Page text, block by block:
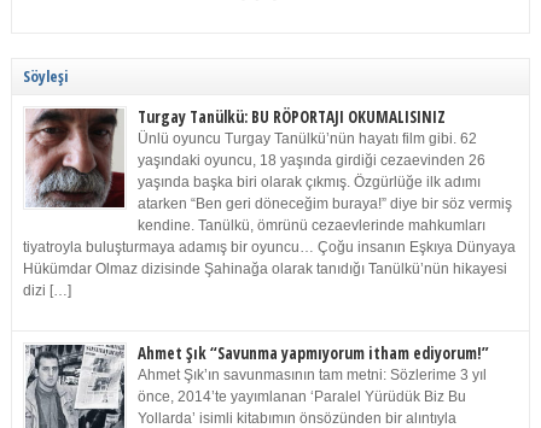
Söyleşi
Turgay Tanülkü: BU RÖPORTAJI OKUMALISINIZ
Ünlü oyuncu Turgay Tanülkü’nün hayatı film gibi. 62
yaşındaki oyuncu, 18 yaşında girdiği cezaevinden 26
yaşında başka biri olarak çıkmış. Özgürlüğe ilk adımı
atarken “Ben geri döneceğim buraya!” diye bir söz vermiş
kendine. Tanülkü, ömrünü cezaevlerinde mahkumları
tiyatroyla buluşturmaya adamış bir oyuncu… Çoğu insanın Eşkıya Dünyaya
Hükümdar Olmaz dizisinde Şahinağa olarak tanıdığı Tanülkü’nün hikayesi
dizi […]
Ahmet Şık “Savunma yapmıyorum itham ediyorum!”
Ahmet Şık’ın savunmasının tam metni: Sözlerime 3 yıl
önce, 2014’te yayımlanan ‘Paralel Yürüdük Biz Bu
Yollarda’ isimli kitabımın önsözünden bir alıntıyla